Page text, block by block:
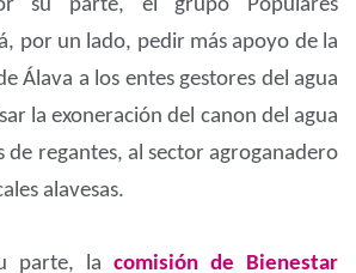
su parte, el grupo Populares
por un lado, pedir más apoyo de la
Álava a los entes gestores del agua
la exoneración del canon del agua
de regantes, al sector agroganadero
alavesas.
parte, la comisión de Bienestar